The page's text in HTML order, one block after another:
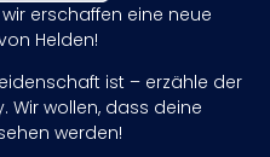
erschaffen eine neue
Helden!
ist – erzähle der
Wir wollen, dass deine
werden!